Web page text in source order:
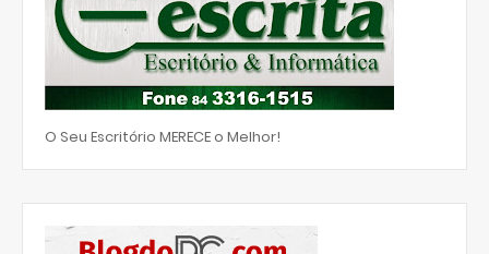
O Seu Escritório MERECE o Melhor!